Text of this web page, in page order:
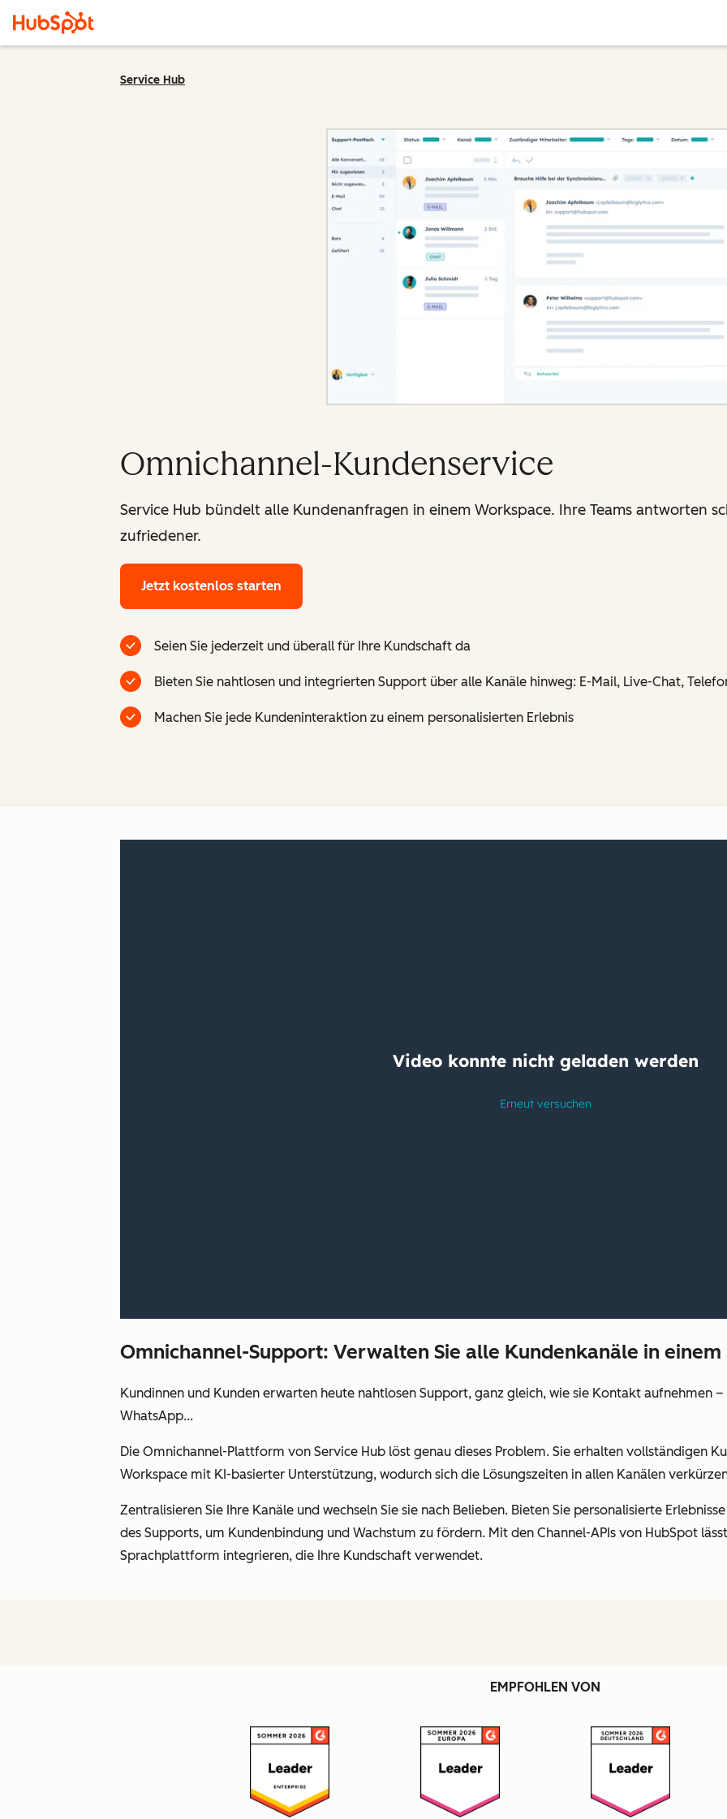
Service Hub
Omnichannel-Kundenservice
Service Hub bündelt alle Kundenanfragen in einem Workspace. Ihre Teams antworten
zufriedener.
Jetzt kostenlos starten
Seien Sie jederzeit und überall für Ihre Kundschaft da
Bieten Sie nahtlosen und integrierten Support über alle Kanäle hinweg: E-Mail, Live-Chat,
Machen Sie jede Kundeninteraktion zu einem personalisierten Erlebnis
Omnichannel-Support: Verwalten Sie alle Kundenkanäle in einem
Kundinnen und Kunden erwarten heute nahtlosen Support, ganz gleich, wie sie Kontakt aufnehmen –
WhatsApp...
Die Omnichannel-Plattform von Service Hub löst genau dieses Problem. Sie erhalten vollständigen
Workspace mit KI-basierter Unterstützung, wodurch sich die Lösungszeiten in allen Kanälen
Zentralisieren Sie Ihre Kanäle und wechseln Sie sie nach Belieben. Bieten Sie personalisierte
des Supports, um Kundenbindung und Wachstum zu fördern. Mit den Channel-APIs von HubSpot
Sprachplattform integrieren, die Ihre Kundschaft verwendet.
EMPFOHLEN VON